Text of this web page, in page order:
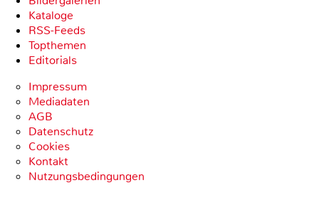
Kataloge
RSS-Feeds
Topthemen
Editorials
Impressum
Mediadaten
AGB
Datenschutz
Cookies
Kontakt
Nutzungsbedingungen